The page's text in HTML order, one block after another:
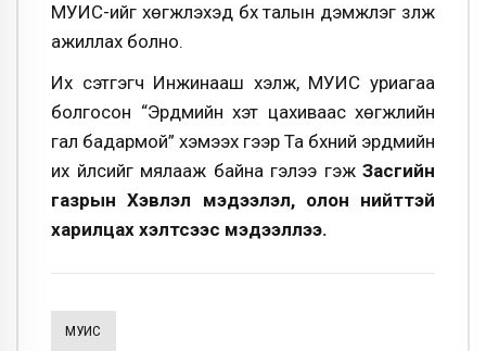
МУИС-ийг хөгжүүлэхэд бүх талын дэмжлэг үзүүлж
ажиллах болно.
Их сэтгэгч Инжинааш хэлж, МУИС уриагаа
болгосон “Эрдмийн хэт цахиваас хөгжлийн
гал бадармой” хэмээх үгээр Та бүхний эрдмийн
их үйлсийг мялааж байна гэлээ гэж Засгийн
газрын Хэвлэл мэдээлэл, олон нийттэй
харилцах хэлтсээс мэдээллээ.
МУИС